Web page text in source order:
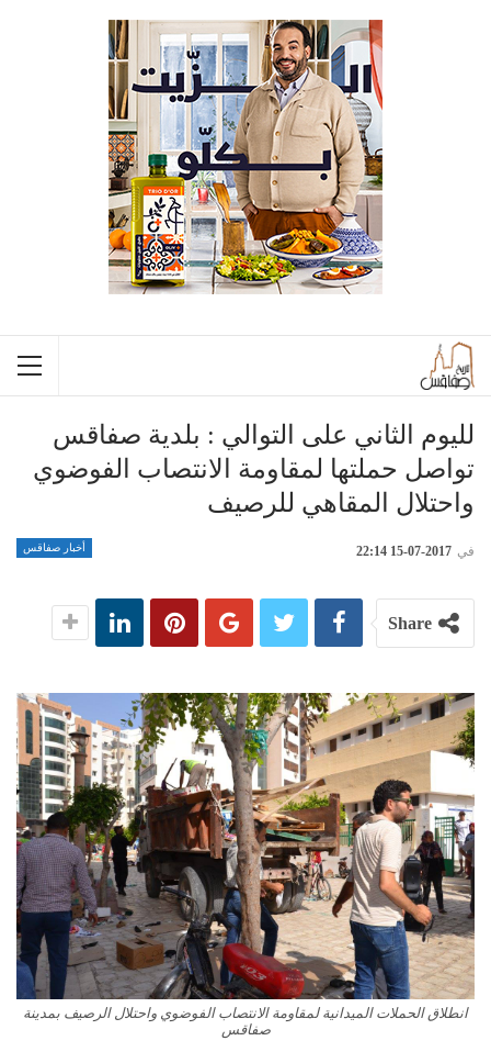
لليوم الثاني على التوالي : بلدية صفاقس
تواصل حملتها لمقاومة الانتصاب الفوضوي
واحتلال المقاهي للرصيف
أخبار صفاقس في 2017-07-15 22:14
Share
انطلاق الحملات الميدانية لمقاومة الانتصاب الفوضوي واحتلال الرصيف بمدينة
صفاقس